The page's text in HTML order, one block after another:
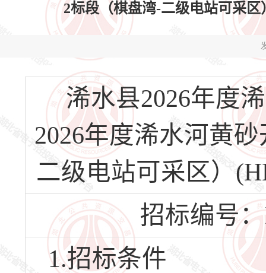
2标段（棋盘湾-二级电站可采区
浠水县2026年度
2026年度浠水河黄
二级电站可采区）
招标编号：
1.招标条件